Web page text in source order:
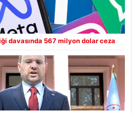
davasında 567 milyon dolar ceza